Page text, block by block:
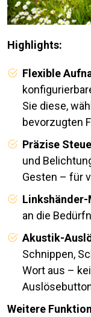
Highlights:
Flexible
Sie diese,
bevorzugten
Präzise
und
Gesten – für
Linkshänder-
an die
Akustik-
Schnippen,
Wort aus –
Weitere